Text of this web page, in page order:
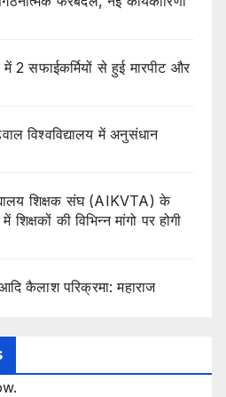
2 सफाईकर्मियों से हुई मारपीट और
विश्वविद्यालय में अनुसंधान
शिक्षक संघ (AIKVTA) के
में शिक्षकों की विभिन्न मांगो पर होगी
कैलाश परिक्रमा: महाराज